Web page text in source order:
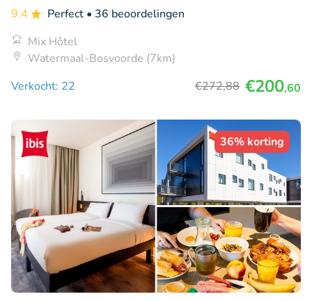
9.4 Perfect • 36 beoordelingen
Mix Hôtel
Watermaal-Bosvoorde (7km)
Verkocht: 22
€272,88 €200,60
36% korting